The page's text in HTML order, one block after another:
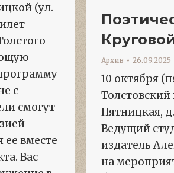
(ул.
с
смогут
вместе
Вас
Архив 26.09.2025
10 октября
Пятницкая,
Ведущий
издатель
на